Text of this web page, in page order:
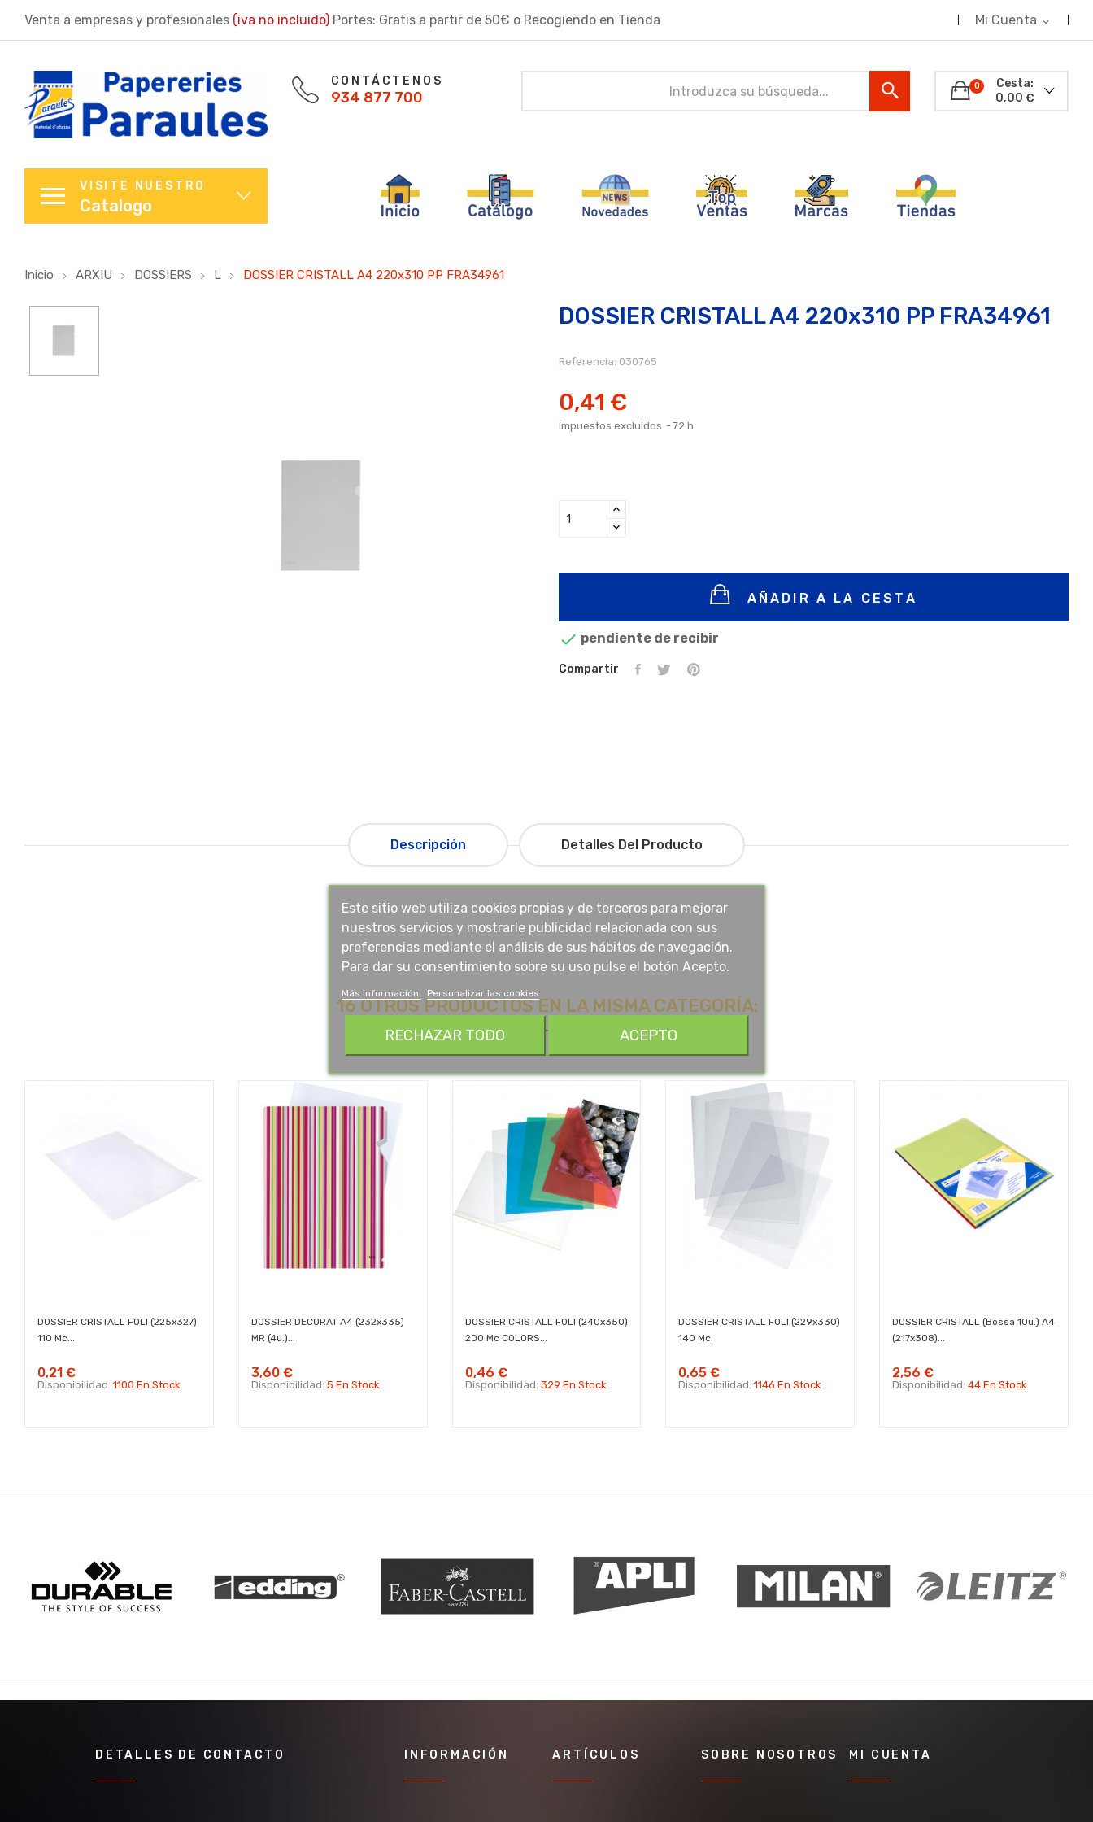
Venta a empresas y profesionales (iva no incluido) Portes: Gratis a partir de 50€ o Recogiendo en Tienda Mi Cuenta expand_more
CONTÁCTENOS
934 877 700
Cesta:
0,00 €
0
VISITE NUESTRO
Catalogo
Inicio ARXIU DOSSIERS L DOSSIER CRISTALL A4 220x310 PP FRA34961
DOSSIER CRISTALL A4 220x310 PP FRA34961
Referencia: 030765
0,41 €
Impuestos excluidos 72 h
AÑADIR A LA CESTA
 pendiente de recibir
Compartir
Descripción Detalles Del Producto
16 OTROS PRODUCTOS EN LA MISMA CATEGORÍA:
DOSSIER CRISTALL FOLI (225x327)
110 Mc....
0,21 €
Disponibilidad: 1100 En Stock
DOSSIER DECORAT A4 (232x335)
MR (4u.)...
3,60 €
Disponibilidad: 5 En Stock
DOSSIER CRISTALL FOLI (240x350)
200 Mc COLORS...
0,46 €
Disponibilidad: 329 En Stock
DOSSIER CRISTALL FOLI (229x330)
140 Mc.
0,65 €
Disponibilidad:1146 En Stock
DOSSIER CRISTALL (Bossa 10u.) A4
(217x308)...
2,56 €
Disponibilidad:44 En Stock
DETALLES DE CONTACTO INFORMACIÓN ARTÍCULOS SOBRE NOSOTROS MI CUENTA
Este sitio web utiliza cookies propias y de terceros para mejorar
nuestros servicios y mostrarle publicidad relacionada con sus
preferencias mediante el análisis de sus hábitos de navegación.
Para dar su consentimiento sobre su uso pulse el botón Acepto.
Más información Personalizar las cookies
RECHAZAR TODO ACEPTO